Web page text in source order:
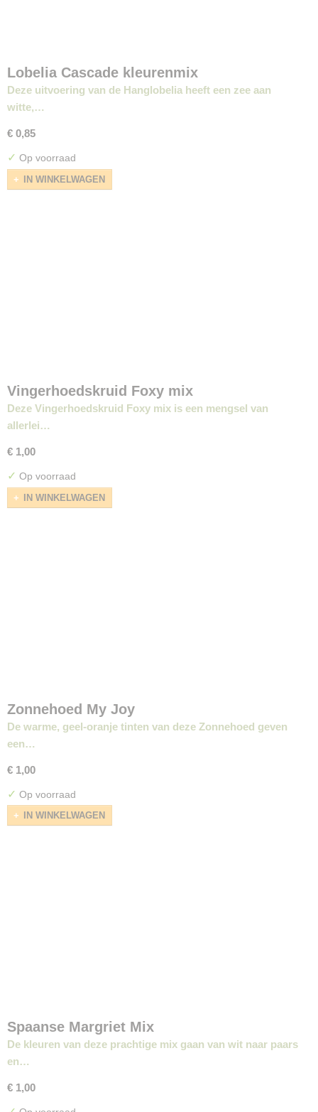
Lobelia Cascade kleurenmix
Deze uitvoering van de Hanglobelia heeft een zee aan
witte,…
€ 0,85
✓ Op voorraad
IN WINKELWAGEN
Vingerhoedskruid Foxy mix
Deze Vingerhoedskruid Foxy mix is een mengsel van
allerlei…
€ 1,00
✓ Op voorraad
IN WINKELWAGEN
Zonnehoed My Joy
De warme, geel-oranje tinten van deze Zonnehoed geven
een…
€ 1,00
✓ Op voorraad
IN WINKELWAGEN
Spaanse Margriet Mix
De kleuren van deze prachtige mix gaan van wit naar paars
en…
€ 1,00